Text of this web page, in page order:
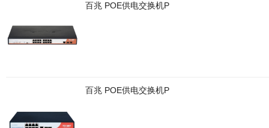
百兆 POE供电交换机P
百兆 POE供电交换机P